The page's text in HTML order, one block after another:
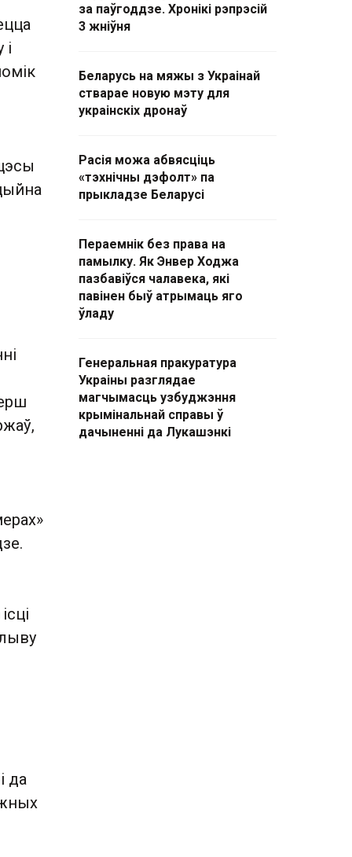
да
за паўгоддзе. Хронікі рэпрэсій
3 жніўня
Беларусь на мяжы з Украінай
стварае новую мэту для
украінскіх дронаў
Расія можа абвясціць
«тэхнічны дэфолт» па
прыкладзе Беларусі
Пераемнік без права на
памылку. Як Энвер Ходжа
пазбавіўся чалавека, які
павінен быў атрымаць яго
ўладу
Генеральная пракуратура
Украіны разглядае
магчымасць узбуджэння
крымінальнай справы ў
дачыненні да Лукашэнкі